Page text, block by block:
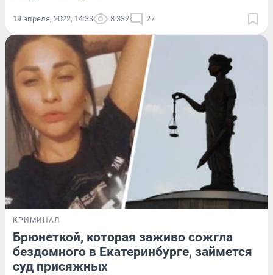
19 апреля, 2022, 14:33 8 332 27
КРИМИНАЛ
Брюнеткой, которая заживо сожгла
бездомного в Екатеринбурге, займется
суд присяжных